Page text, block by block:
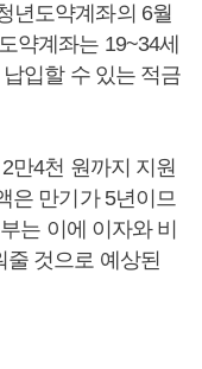
년도약계좌의 6월
약계좌는 19~34세
입할 수 있는 적금
만4천 원까지 지원
은 만기가 5년이므
는 이에 이자와 비
줄 것으로 예상된